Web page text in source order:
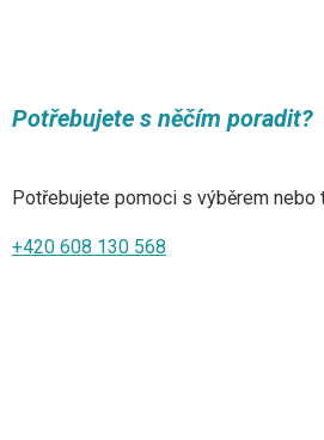
Potřebujete s něčím poradit?
Potřebujete pomoci s výběrem nebo
+420 608 130 568